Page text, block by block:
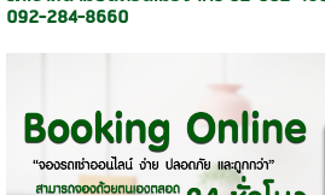
092-284-8660